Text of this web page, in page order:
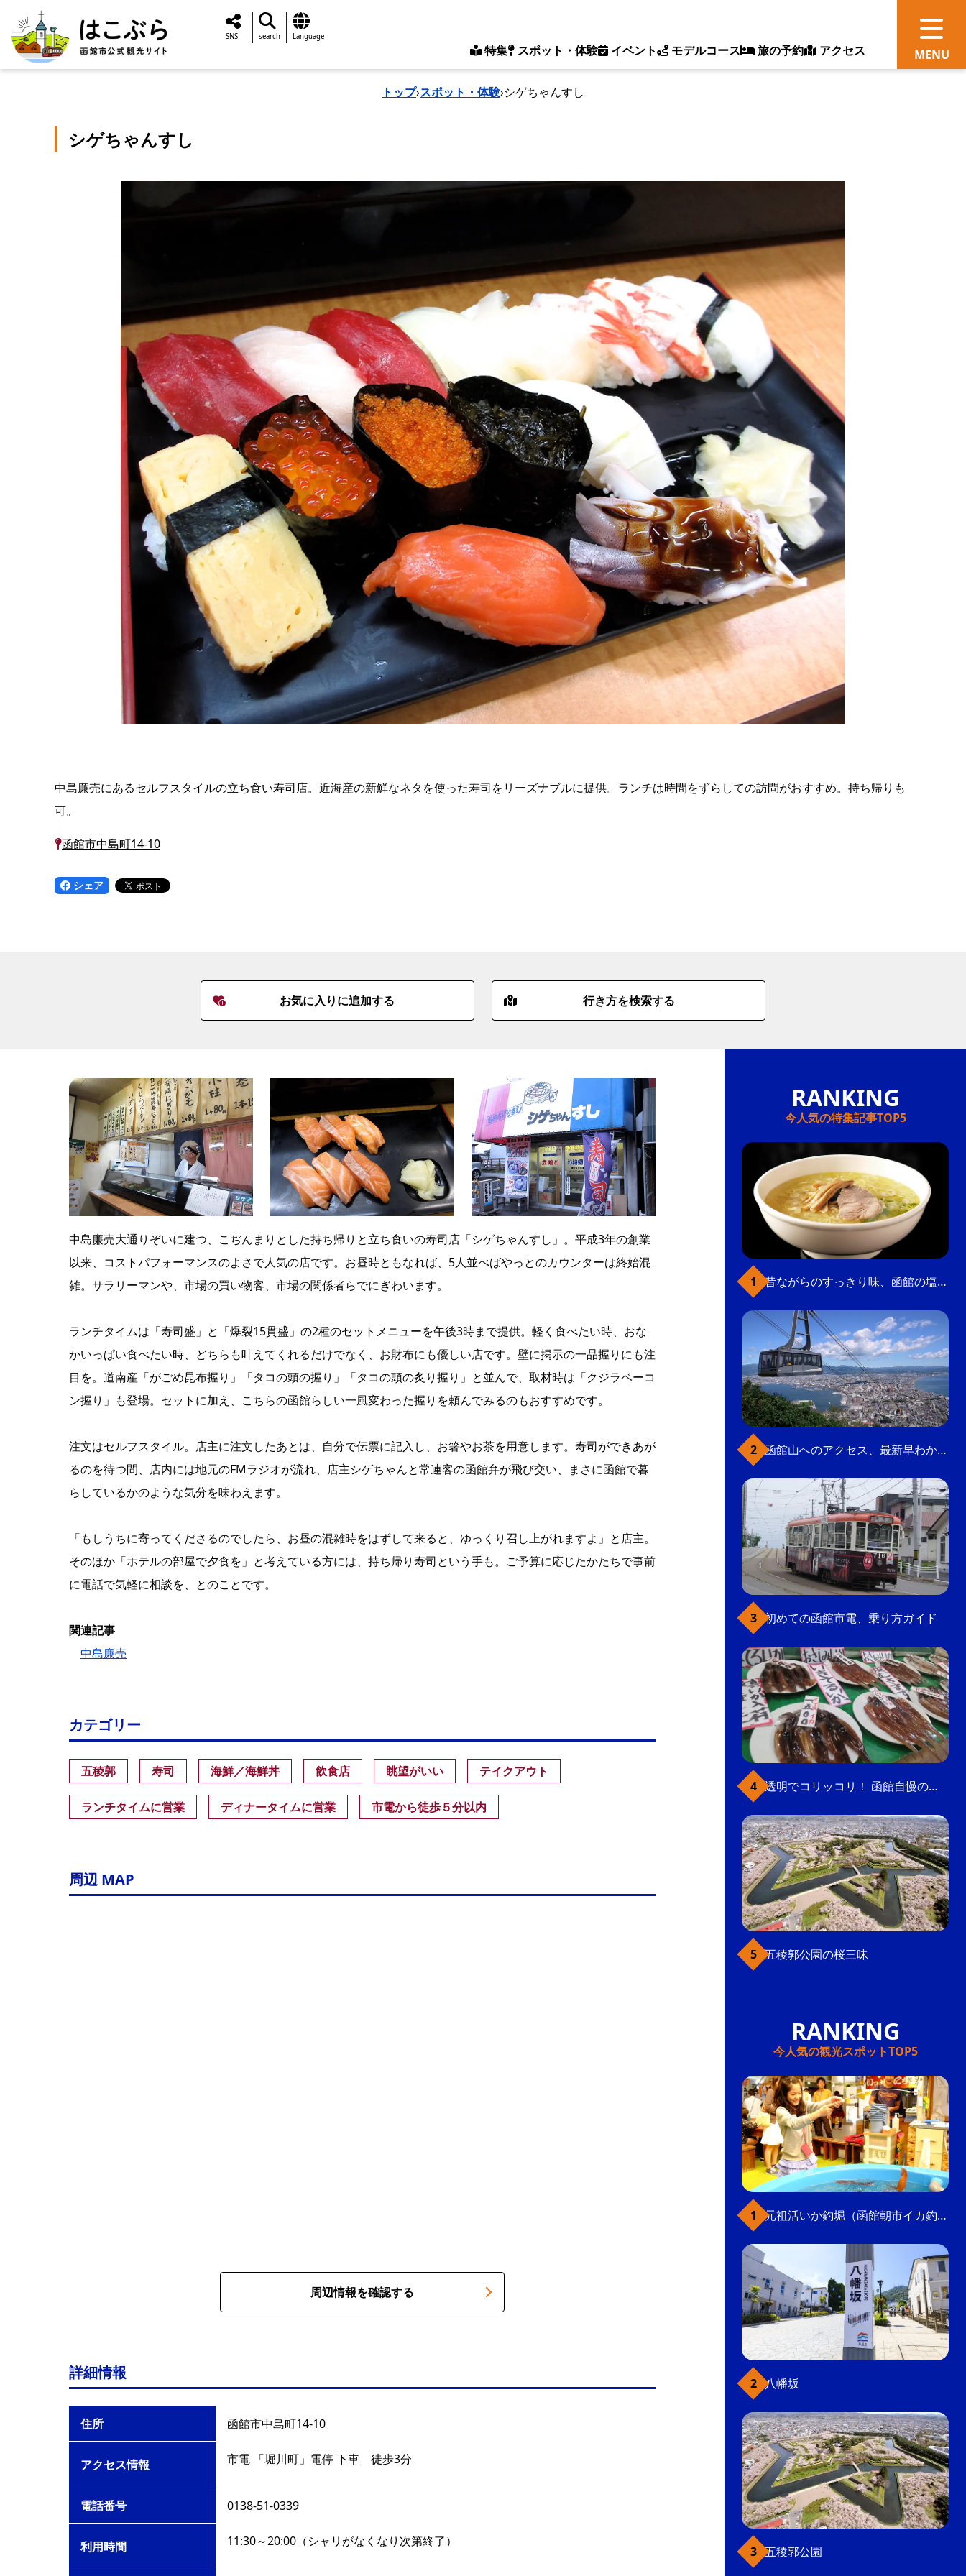
特集 スポット・体験 イベント モデルコース 旅の予約 アクセス
SNS search Language
トップ›スポット・体験›シゲちゃんすし
シゲちゃんすし
中島廉売にあるセルフスタイルの立ち食い寿司店。近海産の新鮮なネタを使った寿司をリーズナブルに提供。ランチは時間をずらしての訪問がおすすめ。持ち帰りも
可。
函館市中島町14-10
シェア
お気に入りに追加する 行き方を検索する
中島廉売大通りぞいに建つ、こぢんまりとした持ち帰りと立ち食いの寿司店「シゲちゃんすし」。平成3年の創業
以来、コストパフォーマンスのよさで人気の店です。お昼時ともなれば、5人並べばやっとのカウンターは終始混
雑。サラリーマンや、市場の買い物客、市場の関係者らでにぎわいます。
ランチタイムは「寿司盛」と「爆裂15貫盛」の2種のセットメニューを午後3時まで提供。軽く食べたい時、おな
かいっぱい食べたい時、どちらも叶えてくれるだけでなく、お財布にも優しい店です。壁に掲示の一品握りにも注
目を。道南産「がごめ昆布握り」「タコの頭の握り」「タコの頭の炙り握り」と並んで、取材時は「クジラベーコ
ン握り」も登場。セットに加え、こちらの函館らしい一風変わった握りを頼んでみるのもおすすめです。
注文はセルフスタイル。店主に注文したあとは、自分で伝票に記入し、お箸やお茶を用意します。寿司ができあが
るのを待つ間、店内には地元のFMラジオが流れ、店主シゲちゃんと常連客の函館弁が飛び交い、まさに函館で暮
らしているかのような気分を味わえます。
「もしうちに寄ってくださるのでしたら、お昼の混雑時をはずして来ると、ゆっくり召し上がれますよ」と店主。
そのほか「ホテルの部屋で夕食を」と考えている方には、持ち帰り寿司という手も。ご予算に応じたかたちで事前
に電話で気軽に相談を、とのことです。
関連記事
中島廉売
カテゴリー
五稜郭 寿司 海鮮／海鮮丼 飲食店 眺望がいい テイクアウト
ランチタイムに営業 ディナータイムに営業 市電から徒歩５分以内
周辺 MAP
周辺情報を確認する
詳細情報
住所 函館市中島町14-10
アクセス情報 市電 「堀川町」電停 下車 徒歩3分
電話番号 0138-51-0339
利用時間 11:30～20:00（シャリがなくなり次第終了）
今人気の特集記事TOP5
昔ながらのすっきり味、函館の塩ラーメン
函館山へのアクセス、最新早わかりガイド
初めての函館市電、乗り方ガイド
透明でコリッコリ！ 函館自慢のいかをどうぞ
五稜郭公園の桜三昧
今人気の観光スポットTOP5
元祖活いか釣堀（函館朝市イカ釣り体験）
八幡坂
五稜郭公園